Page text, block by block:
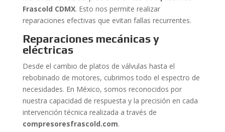
Frascold CDMX. Esto nos permite realizar
reparaciones efectivas que evitan fallas recurrentes.
Reparaciones mecánicas y
eléctricas
Desde el cambio de platos de válvulas hasta el
rebobinado de motores, cubrimos todo el espectro de
necesidades. En México, somos reconocidos por
nuestra capacidad de respuesta y la precisión en cada
intervención técnica realizada a través de
compresoresfrascold.com.